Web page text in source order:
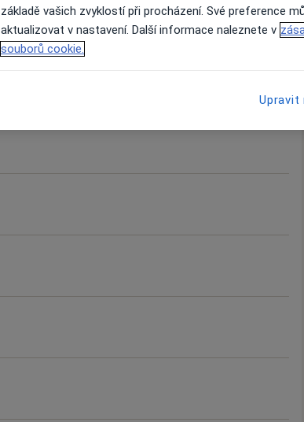
Víceo zkušenostech
základě vašich zvyklostí při procházení. Své preference
aktualizovat v nastavení. Další informace naleznete v
souborů cookie.
Upravit